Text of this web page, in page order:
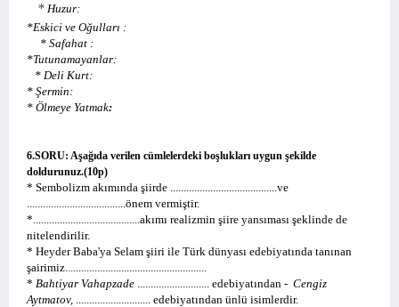
* Huzur:
*Eskici ve Oğulları :
* Safahat :
*Tutunamayanlar:
* Deli Kurt:
* Şermin:
* Ölmeye Yatmak:
6.SORU: Aşağıda verilen cümlelerdeki boşlukları uygun şekilde
doldurunuz.(10p)
* Sembolizm akımında şiirde ........................................ve
.....................................önem vermiştir.
*........................................akımı realizmin şiire yansıması şeklinde de
nitelendirilir.
* Heyder Baba'ya Selam şiiri ile Türk dünyası edebiyatında tanınan
şairimiz.....................................................
* Bahtiyar Vahapzade ........................... edebiyatından - Cengiz
Aytmatov, ............................ edebiyatından ünlü isimlerdir.